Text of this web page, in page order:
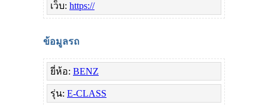
เว็บ: https://
ข้อมูลรถ
ยี่ห้อ: BENZ
รุ่น: E-CLASS